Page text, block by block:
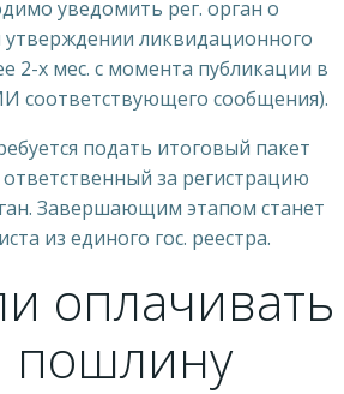
уведомить рег. орган о
ликвидационного
2-х мес. с момента публикации в
соответствующего сообщения).
подать итоговый пакет
за регистрацию
Завершающим этапом станет
из единого гос. реестра.
оплачивать
пошлину